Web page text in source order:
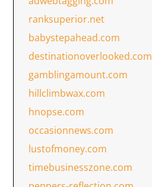
ranksuperior.net
babystepahead.com
destinationoverlooked.com
gamblingamount.com
hillclimbwax.com
hnopse.com
occasionnews.com
lustofmoney.com
timebusinesszone.com